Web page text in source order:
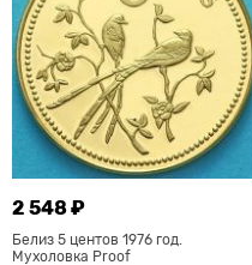
2 548 ₽
Белиз 5 центов 1976 год.
Мухоловка Proof